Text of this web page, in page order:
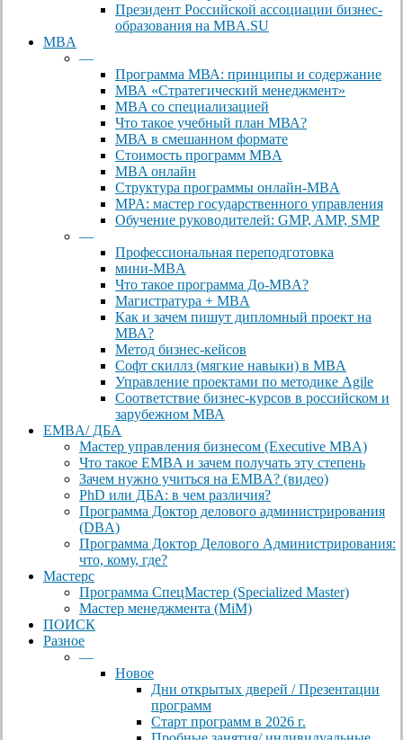
Президент Российской ассоциации бизнес-
образования на MBA.SU
MBA
—
Программа МВА: принципы и содержание
МВА «Cтратегический менеджмент»
MBA со специализацией
Что такое учебный план МВА?
МВА в смешанном формате
Стоимость программ MBA
MBA онлайн
Cтруктура программы онлайн-MBA
MPA: мастер государственного управления
Обучение руководителей: GMP, AMP, SMP
—
Профессиональная переподготовка
мини-MBA
Что такое программа До-MBA?
Магистратура + MBA
Как и зачем пишут дипломный проект на
МВА?
Метод бизнес-кейсов
Софт скиллз (мягкие навыки) в MBA
Управление проектами по методике Agile
Соответствие бизнес-курсов в российском и
зарубежном МВА
EMBA/ ДБA
Мастер управления бизнесом (Executive MBA)
Что такое EMBA и зачем получать эту степень
Зачем нужно учиться на EMBA? (видео)
PhD или ДБА: в чем различия?
Программа Доктор делового администрирования
(DBА)
Программа Доктор Делового Администрирования:
что, кому, где?
Мастерс
Программа СпецМастер (Specialized Master)
Мастер менеджмента (MiM)
ПОИСК
Разное
—
Новое
Дни открытых дверей / Презентации
программ
Старт программ в 2026 г.